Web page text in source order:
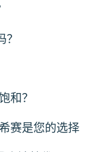
？
和？
赛是您的选择